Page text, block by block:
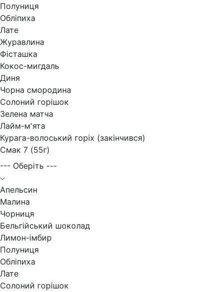
Полуниця
Обліпиха
Лате
Журавлина
Фісташка
Кокос-мигдаль
Диня
Чорна смородина
Солоний горішок
Зелена матча
Лайм-м'ята
Курага-волоський горіх (закінчився)
Смак 7 (55г)
--- Оберіть ---
Апельсин
Малина
Чорниця
Бельгійський шоколад
Лимон-імбир
Полуниця
Обліпиха
Лате
Солоний горішок